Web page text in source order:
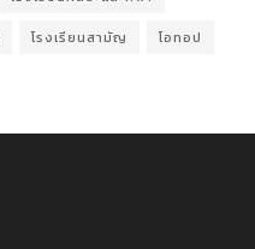
โรงเรียนสามัญ โอทอป